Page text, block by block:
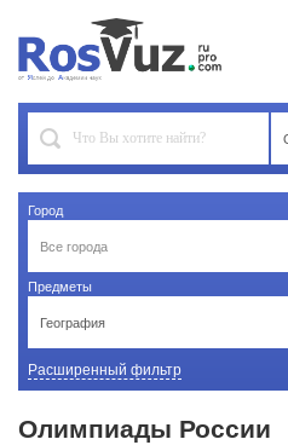
Город
Все города
Предметы
География
Расширенный фильтр
Олимпиады России